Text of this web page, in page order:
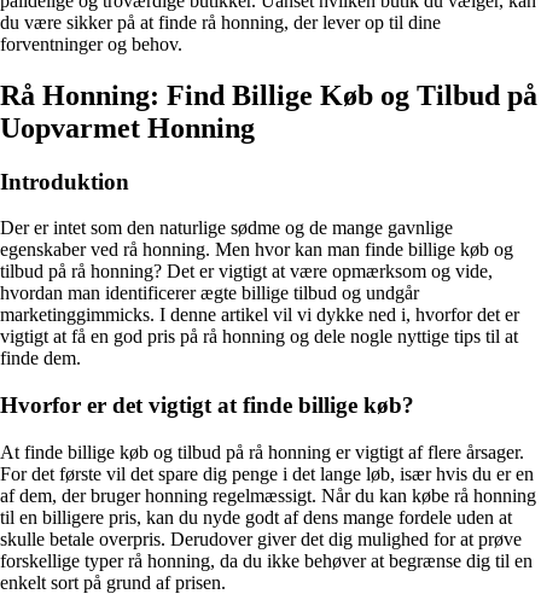
du være sikker på at finde rå honning, der lever op til dine
forventninger og behov.
Rå Honning: Find Billige Køb og Tilbud på
Uopvarmet Honning
Introduktion
Der er intet som den naturlige sødme og de mange gavnlige
egenskaber ved rå honning. Men hvor kan man finde billige køb og
tilbud på rå honning? Det er vigtigt at være opmærksom og vide,
hvordan man identificerer ægte billige tilbud og undgår
marketinggimmicks. I denne artikel vil vi dykke ned i, hvorfor det er
vigtigt at få en god pris på rå honning og dele nogle nyttige tips til at
finde dem.
Hvorfor er det vigtigt at finde billige køb?
At finde billige køb og tilbud på rå honning er vigtigt af flere årsager.
For det første vil det spare dig penge i det lange løb, især hvis du er en
af dem, der bruger honning regelmæssigt. Når du kan købe rå honning
til en billigere pris, kan du nyde godt af dens mange fordele uden at
skulle betale overpris. Derudover giver det dig mulighed for at prøve
forskellige typer rå honning, da du ikke behøver at begrænse dig til en
enkelt sort på grund af prisen.